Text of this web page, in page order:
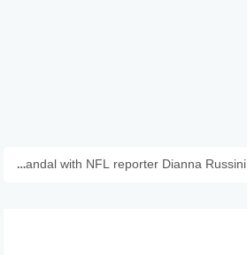
Patriots coach Mike Vrabel speaks out after photo scandal with NFL reporter Dianna Russini